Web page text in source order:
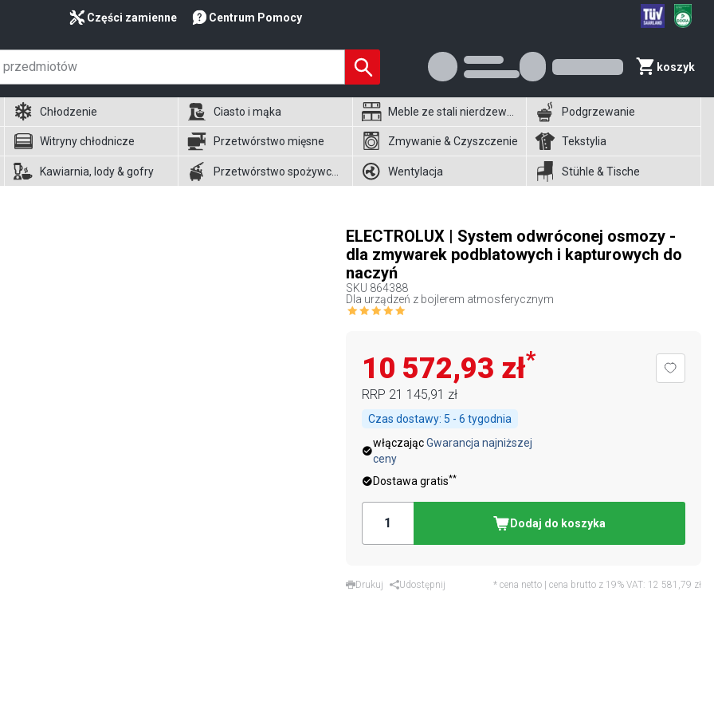
Części zamienne Centrum Pomocy
koszyk
Chłodzenie Ciasto i mąka Podgrzewanie
Witryny chłodnicze Przetwórstwo mięsne Zmywanie & Czyszczenie Tekstylia
Kawiarnia, lody & gofry Wentylacja Stühle & Tische
ELECTROLUX | System odwróconej osmozy -
dla zmywarek podblatowych i kapturowych do
naczyń
SKU 864388
Dla urządzeń z bojlerem atmosferycznym
10 572,93 zł*
RRP 21 145,91 zł
Czas dostawy: 5 - 6 tygodnia
włączającGwarancja najniższej
ceny
Dostawa gratis**
Dodaj do koszyka
Drukuj Udostępnij * cena netto | cena brutto z 19% VAT: 12 581,79 zł